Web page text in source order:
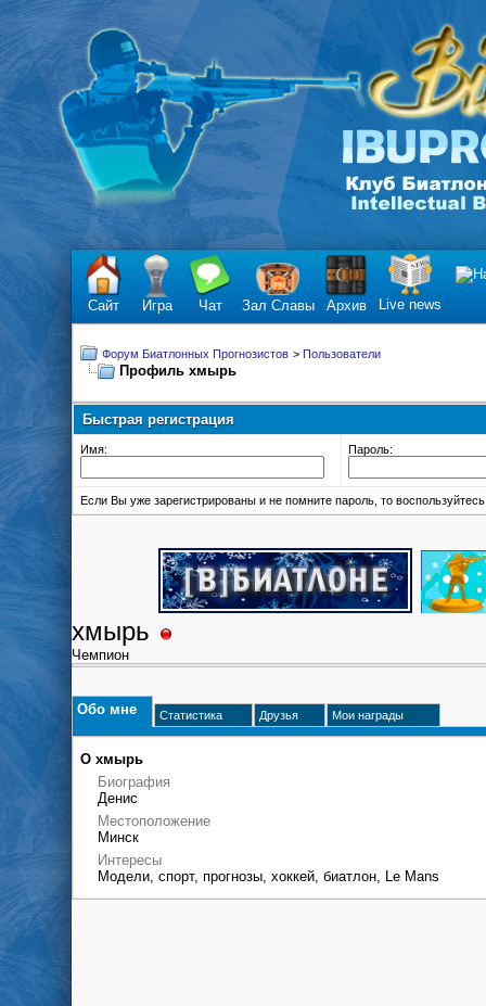
Сайт Игра Чат Зал Славы Архив Live news
Форум Биатлонных Прогнозистов > Пользователи
Профиль хмырь
Быстрая регистрация
Имя: Пароль:
Если Вы уже зарегистрированы и не помните пароль, то
хмырь
Чемпион
Обо мне Статистика Друзья Мои награды
О хмырь
Биография
Денис
Местоположение
Минск
Интересы
Модели, спорт, прогнозы, хоккей, биатлон, Le Mans